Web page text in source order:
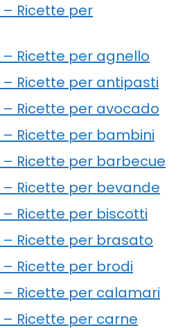
Ricette per
Ricette per agnello
Ricette per antipasti
Ricette per avocado
Ricette per bambini
Ricette per barbecue
Ricette per bevande
Ricette per biscotti
Ricette per brasato
Ricette per brodi
Ricette per calamari
Ricette per carne